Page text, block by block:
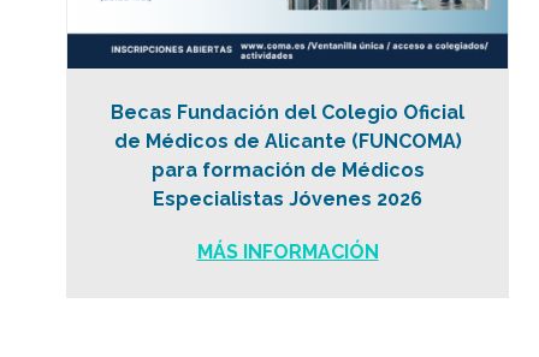
Becas Fundación del Colegio Oficial
de Médicos de Alicante (FUNCOMA)
para formación de Médicos
Especialistas Jóvenes 2026
MÁS INFORMACIÓN